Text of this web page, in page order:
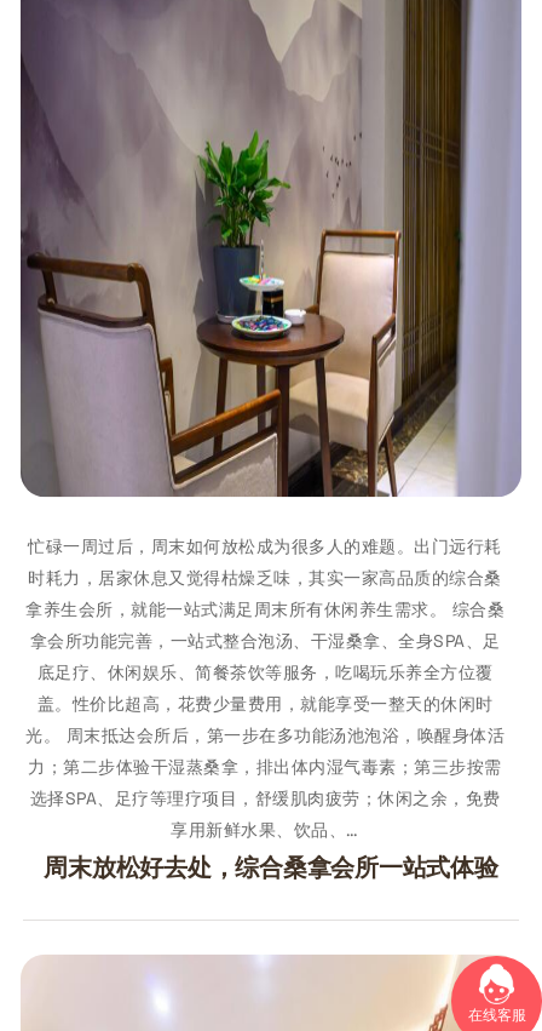
在线客服
忙碌一周过后，周末如何放松成为很多人的难题。出门远行耗
时耗力，居家休息又觉得枯燥乏味，其实一家高品质的综合桑
拿养生会所，就能一站式满足周末所有休闲养生需求。 综合桑
拿会所功能完善，一站式整合泡汤、干湿桑拿、全身SPA、足
底足疗、休闲娱乐、简餐茶饮等服务，吃喝玩乐养全方位覆
盖。性价比超高，花费少量费用，就能享受一整天的休闲时
光。 周末抵达会所后，第一步在多功能汤池泡浴，唤醒身体活
力；第二步体验干湿蒸桑拿，排出体内湿气毒素；第三步按需
选择SPA、足疗等理疗项目，舒缓肌肉疲劳；休闲之余，免费
享用新鲜水果、饮品、…
周末放松好去处，综合桑拿会所一站式体验